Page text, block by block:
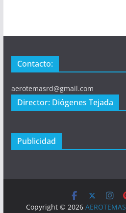
Contacto:
aerotemasrd@gmail.com
Director: Diógenes Tejada
Publicidad
Copyright © 2026AEROTEMAS